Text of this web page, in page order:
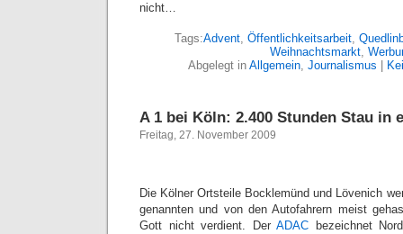
nicht…
Tags:Advent, Öffentlichkeitsarbeit,
Weihnachtsmarkt,
Abgelegt in Allgemein, Journalismus
A 1 bei Köln: 2.400 Stunden Stau in
Freitag, 27. November 2009
Die Kölner Ortsteile Bocklemünd und Lövenich
genannten und von den Autofahrern meist
Gott nicht verdient. Der ADAC bezeichnet